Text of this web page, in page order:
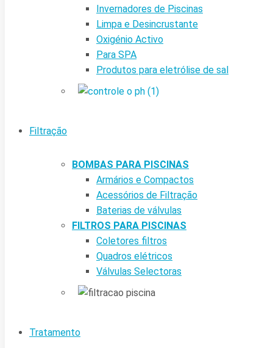
Invernadores de Piscinas
Limpa e Desincrustante
Oxigénio Activo
Para SPA
Produtos para eletrólise de sal
Filtração
BOMBAS PARA PISCINAS
Armários e Compactos
Acessórios de Filtração
Baterias de válvulas
FILTROS PARA PISCINAS
Coletores filtros
Quadros elétricos
Válvulas Selectoras
Tratamento